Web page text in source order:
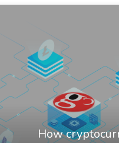
Generate tweets using AI, that
How